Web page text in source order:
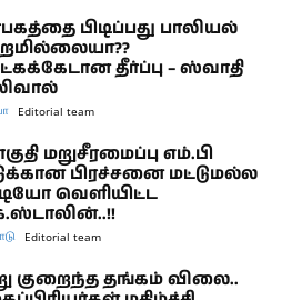
பிடிப்பது பாலியல்
தீர்ப்பு – ஸ்வாதி
Editorial team
மறுசீரமைப்பு எம்.பி
பிரச்சனை மட்டுமல்ல
வெளியிட்ட
Editorial team
குறைந்த தங்கம் விலை..